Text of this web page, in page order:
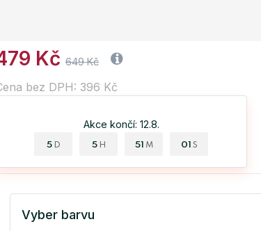
Kč 649 Kč
bez DPH: 396 Kč
Akce končí: 12.8.
5 D 5 H 51 M 00 S
Vyber barvu